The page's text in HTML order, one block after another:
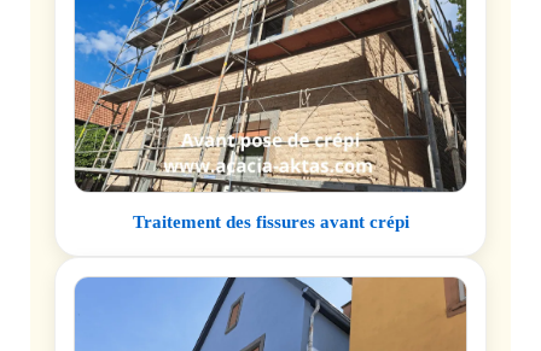
Traitement des fissures avant crépi